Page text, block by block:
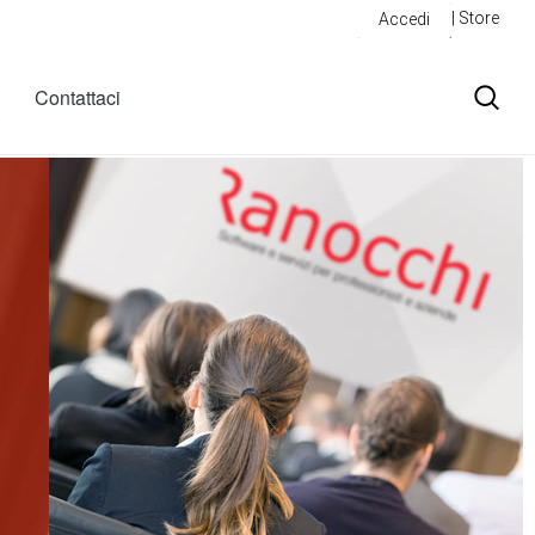
Accedi | Store
Contattaci